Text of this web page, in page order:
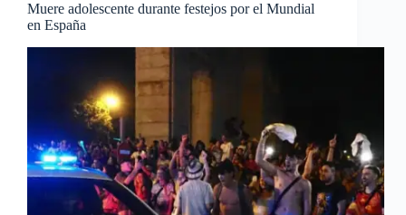
Muere adolescente durante festejos por el Mundial
en España